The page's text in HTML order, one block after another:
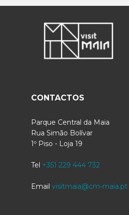
CONTACTOS
Parque Central da Maia
Rua Simão Bolívar
1º Piso - Loja 19
Tel +351 229 444 732
Email visitmaia@cm-maia.pt